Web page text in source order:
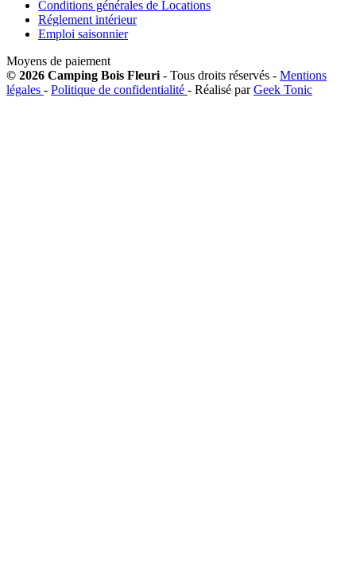
Conditions générales de Locations
Réglement intérieur
Emploi saisonnier
Moyens de paiement
© 2026 Camping Bois Fleuri - Tous droits réservés - Mentions
légales - Politique de confidentialité - Réalisé parGeek Tonic